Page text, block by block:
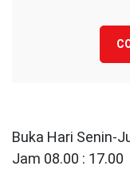
Buka Hari Senin-
Jam 08.00 : 17.00